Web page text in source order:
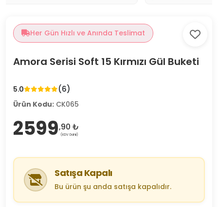
Her Gün Hızlı ve Anında Teslimat
Amora Serisi Soft 15 Kırmızı Gül Buketi
5.0 (6)
Ürün Kodu: CK065
2599,90 ₺
(KDV Dahil)
Satışa Kapalı
Bu ürün şu anda satışa kapalıdır.